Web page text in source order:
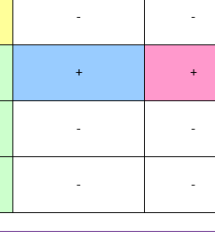
- -
+ +
- -
- -